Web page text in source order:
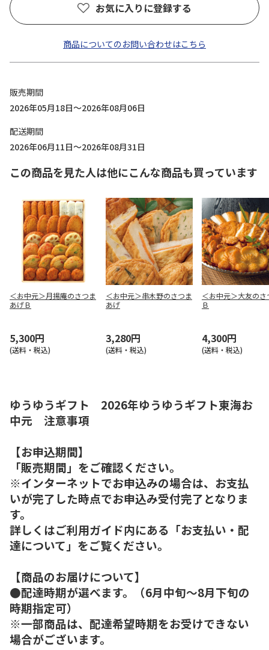
お気に入りに登録する
商品についてのお問い合わせはこちら
販売期間
2026年05月18日～2026年08月06日
配送期間
2026年06月11日～2026年08月31日
この商品を見た人は他にこんな商品も買っています
＜お中元＞月揚庵のさつま
あげＢ
5,300円
(送料・税込)
＜お中元＞串木野のさつま
あげ
3,280円
(送料・税込)
＜お中元＞大友のさ
Ｂ
4,300円
(送料・税込)
ゆうゆうギフト 2026年ゆうゆうギフト東海お
中元 注意事項
【お申込期間】
「販売期間」をご確認ください。
※インターネットでお申込みの場合は、お支払
いが完了した時点でお申込み受付完了となりま
す。
詳しくはご利用ガイド内にある「お支払い・配
達について」をご覧ください。
【商品のお届けについて】
●配達時期が選べます。（6月中旬～8月下旬の
時期指定可）
※一部商品は、配達希望時期をお受けできない
場合がございます。